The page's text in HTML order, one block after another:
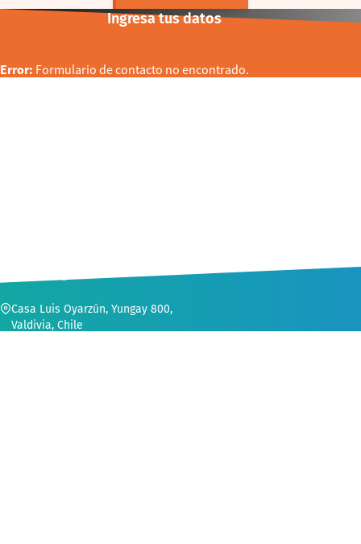
Ingresa tus datos
Error: Formulario de contacto no encontrado.
CONTACTO
Casa Luis Oyarzún, Yungay 800,
Valdivia, Chile